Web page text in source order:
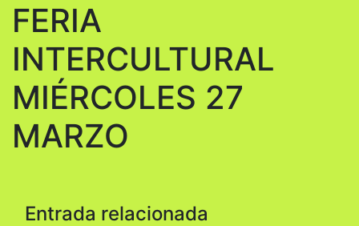
FERIA
INTERCULTURAL
MIÉRCOLES 27
MARZO
Entrada relacionada